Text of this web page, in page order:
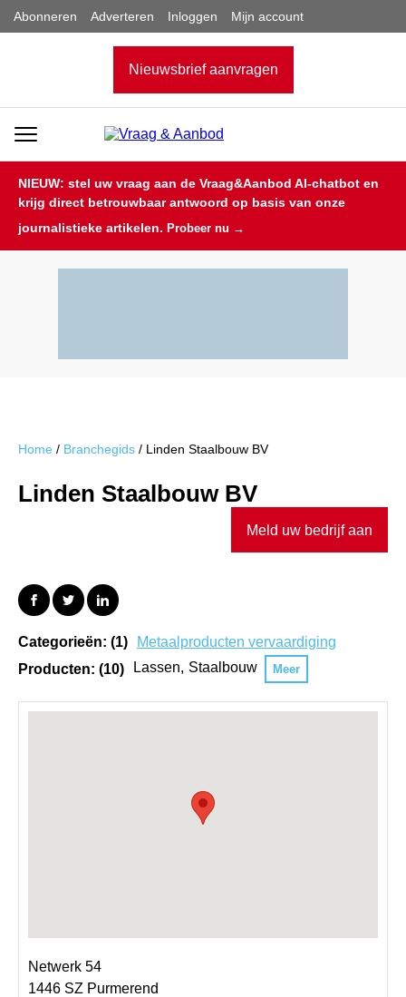
Abonneren Adverteren Inloggen Mijn account
Nieuwsbrief aanvragen
NIEUW: stel uw vraag aan de Vraag&Aanbod AI-chatbot en
krijg direct betrouwbaar antwoord op basis van onze
journalistieke artikelen. Probeer nu →
Home / Branchegids / Linden Staalbouw BV
Linden Staalbouw BV
Meld uw bedrijf aan
Categorieën: (1)
Metaalproducten vervaardiging
Producten: (10)
Lassen Staalbouw Meer
Netwerk 54
1446 SZ Purmerend